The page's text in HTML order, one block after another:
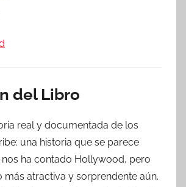
del Libro
real y documentada de los
una historia que se parece
ha contado Hollywood, pero
más atractiva y sorprendente aún.